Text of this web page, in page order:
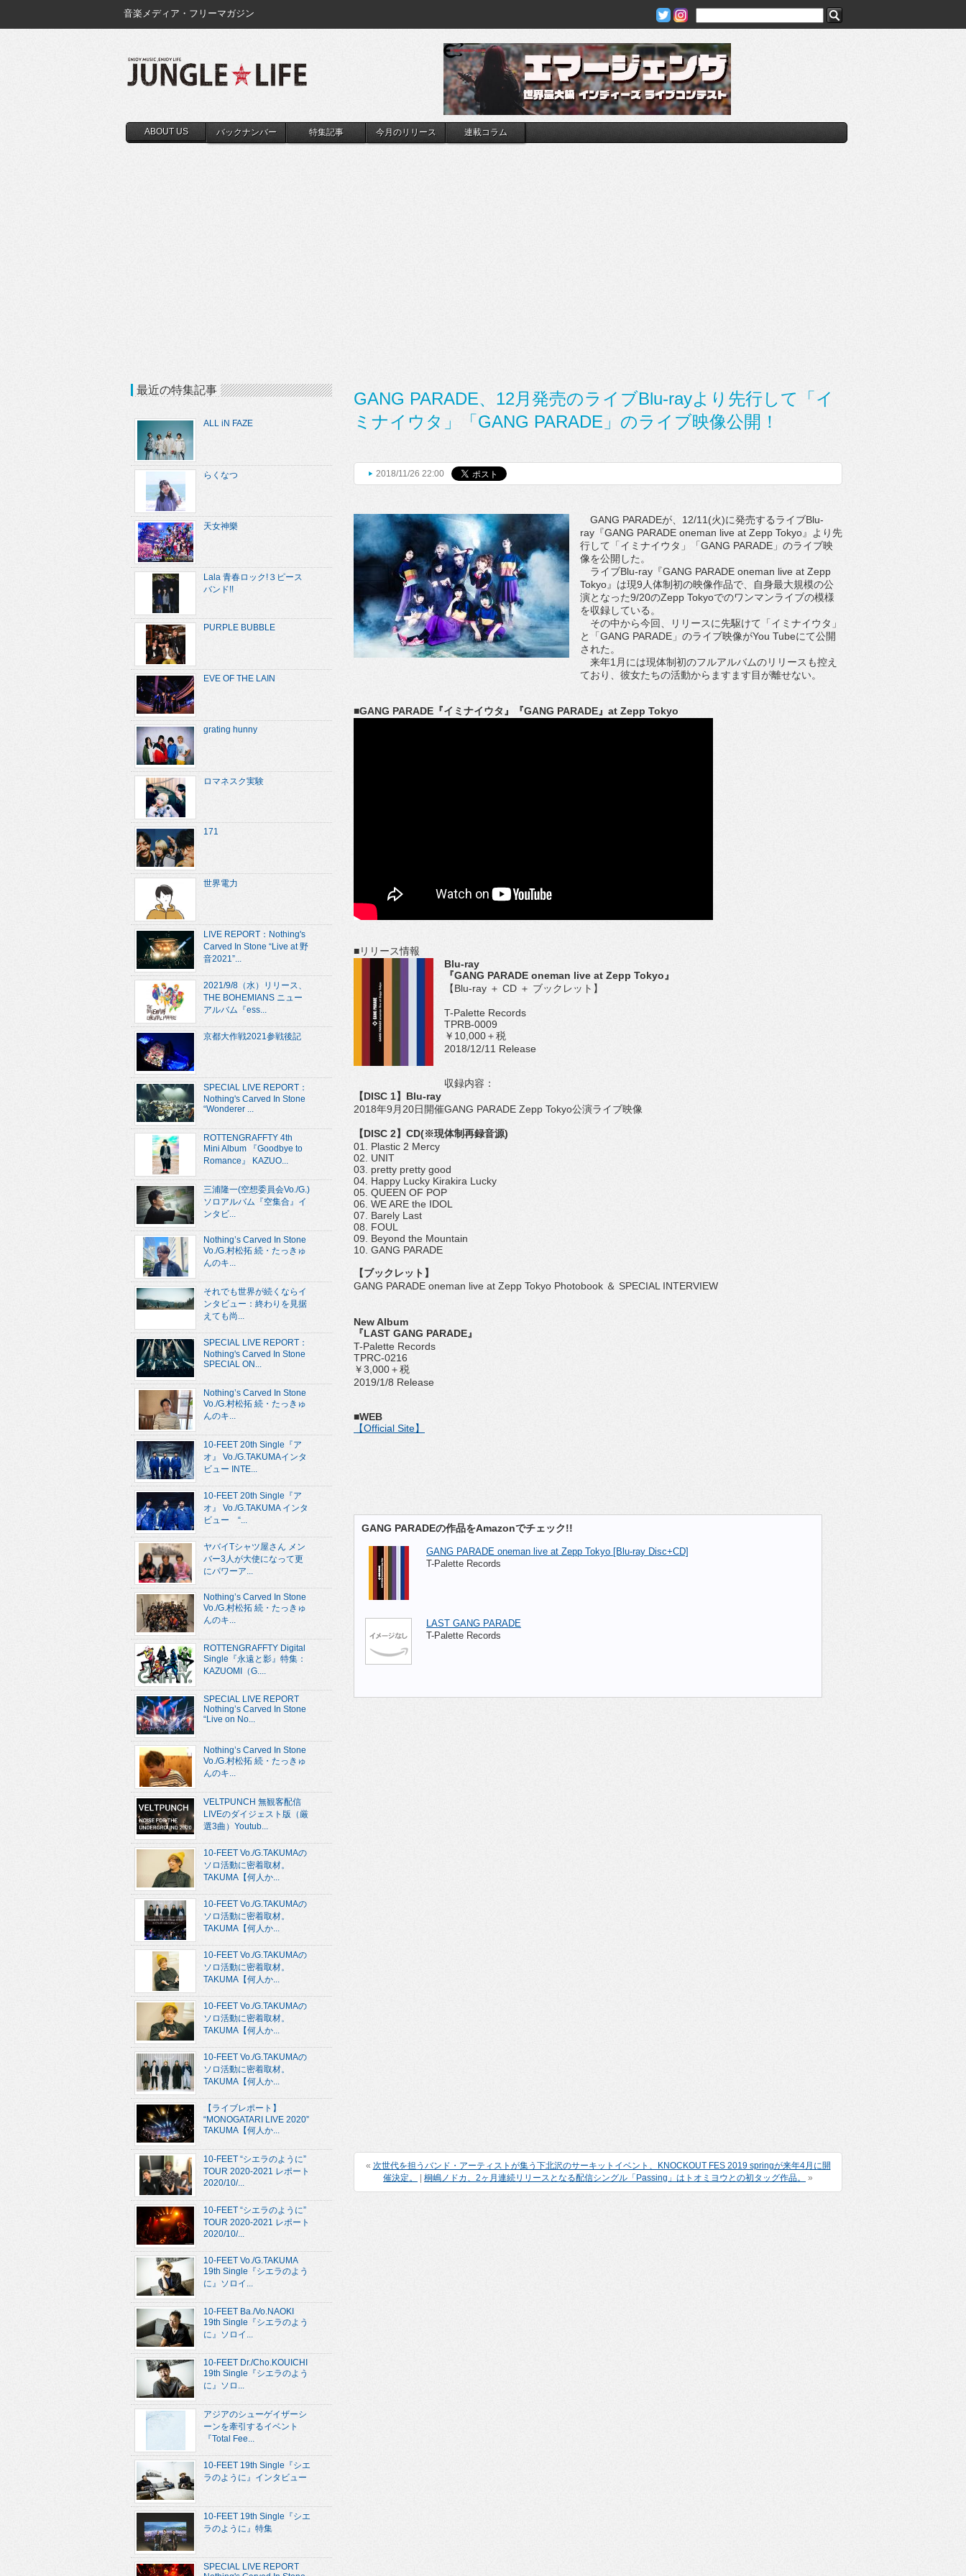
音楽メディア・フリーマガジン
ABOUT US バックナンバー 特集記事 今月のリリース 連載コラム
GANG PARADE、12月発売のライブBlu-rayより先行して「イ
ミナイウタ」「GANG PARADE」のライブ映像公開！
2018/11/26 22:00
GANG PARADEが、12/11(火)に発売するライブBlu-
ray『GANG PARADE oneman live at Zepp Tokyo』より先
行して「イミナイウタ」「GANG PARADE」のライブ映
像を公開した。
ライブBlu-ray『GANG PARADE oneman live at Zepp
Tokyo』は現9人体制初の映像作品で、自身最大規模の公
演となった9/20のZepp Tokyoでのワンマンライブの模様
を収録している。
その中から今回、リリースに先駆けて「イミナイウタ」
と「GANG PARADE」のライブ映像がYou Tubeにて公開
された。
来年1月には現体制初のフルアルバムのリリースも控え
ており、彼女たちの活動からますます目が離せない。
■GANG PARADE『イミナイウタ』『GANG PARADE』at Zepp Tokyo
■リリース情報
Blu-ray
『GANG PARADE oneman live at Zepp Tokyo』
【Blu-ray ＋ CD ＋ ブックレット】
T-Palette Records
TPRB-0009
￥10,000＋税
2018/12/11 Release
収録内容：
【DISC 1】Blu-ray
2018年9月20日開催GANG PARADE Zepp Tokyo公演ライブ映像
【DISC 2】CD(※現体制再録音源)
01. Plastic 2 Mercy
02. UNIT
03. pretty pretty good
04. Happy Lucky Kirakira Lucky
05. QUEEN OF POP
06. WE ARE the IDOL
07. Barely Last
08. FOUL
09. Beyond the Mountain
10. GANG PARADE
【ブックレット】
GANG PARADE oneman live at Zepp Tokyo Photobook ＆ SPECIAL INTERVIEW
New Album
『LAST GANG PARADE』
T-Palette Records
TPRC-0216
￥3,000＋税
2019/1/8 Release
■WEB
【Official Site】
GANG PARADEの作品をAmazonでチェック!!
GANG PARADE oneman live at Zepp Tokyo [Blu-ray Disc+CD]
T-Palette Records
LAST GANG PARADE
T-Palette Records
« 次世代を担うバンド・アーティストが集う下北沢のサーキットイベント、KNOCKOUT FES 2019 springが来年4月に開
催決定。
桐嶋ノドカ、2ヶ月連続リリースとなる配信シングル「Passing」はトオミヨウとの初タッグ作品。 »
最近の特集記事
ALL iN FAZE
らくなつ
天女神樂
Lala 青春ロック!３ピース
バンド!!
PURPLE BUBBLE
EVE OF THE LAIN
grating hunny
ロマネスク実験
171
世界電力
LIVE REPORT：Nothing's
Carved In Stone “Live at 野
音2021”...
2021/9/8（水）リリース、
THE BOHEMIANS ニュー
アルバム『ess...
京都大作戦2021参戦後記
SPECIAL LIVE REPORT：
Nothing's Carved In Stone
“Wonderer ...
ROTTENGRAFFTY 4th
Mini Album 『Goodbye to
Romance』 KAZUO...
三浦隆一(空想委員会Vo./G.)
ソロアルバム『空集合』イ
ンタビ...
Nothing’s Carved In Stone
Vo./G.村松拓 続・たっきゅ
んのキ...
それでも世界が続くならイ
ンタビュー：終わりを見据
えても尚...
SPECIAL LIVE REPORT：
Nothing's Carved In Stone
SPECIAL ON...
Nothing’s Carved In Stone
Vo./G.村松拓 続・たっきゅ
んのキ...
10-FEET 20th Single『ア
オ』 Vo./G.TAKUMAインタ
ビュー INTE...
10-FEET 20th Single『ア
オ』 Vo./G.TAKUMA インタ
ビュー “...
ヤバイTシャツ屋さん メン
バー3人が大使になって更
にパワーア...
Nothing’s Carved In Stone
Vo./G.村松拓 続・たっきゅ
んのキ...
ROTTENGRAFFTY Digital
Single『永遠と影』特集：
KAZUOMI（G....
SPECIAL LIVE REPORT
Nothing’s Carved In Stone
“Live on No...
Nothing’s Carved In Stone
Vo./G.村松拓 続・たっきゅ
んのキ...
VELTPUNCH 無観客配信
LIVEのダイジェスト版（厳
選3曲）Youtub...
10-FEET Vo./G.TAKUMAの
ソロ活動に密着取材。
TAKUMA【何人か...
10-FEET Vo./G.TAKUMAの
ソロ活動に密着取材。
TAKUMA【何人か...
10-FEET Vo./G.TAKUMAの
ソロ活動に密着取材。
TAKUMA【何人か...
10-FEET Vo./G.TAKUMAの
ソロ活動に密着取材。
TAKUMA【何人か...
10-FEET Vo./G.TAKUMAの
ソロ活動に密着取材。
TAKUMA【何人か...
【ライブレポート】
“MONOGATARI LIVE 2020”
TAKUMA【何人か...
10-FEET “シエラのように”
TOUR 2020-2021 レポート
2020/10/...
10-FEET “シエラのように”
TOUR 2020-2021 レポート
2020/10/...
10-FEET Vo./G.TAKUMA
19th Single『シエラのよう
に』ソロイ...
10-FEET Ba./Vo.NAOKI
19th Single『シエラのよう
に』ソロイ...
10-FEET Dr./Cho.KOUICHI
19th Single『シエラのよう
に』ソロ...
アジアのシューゲイザーシ
ーンを牽引するイベント
『Total Fee...
10-FEET 19th Single『シエ
ラのように』インタビュー
10-FEET 19th Single『シエ
ラのように』特集
SPECIAL LIVE REPORT